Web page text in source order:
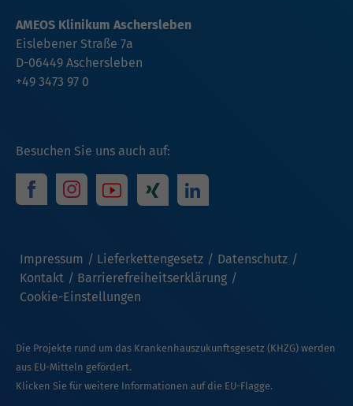
Besuchen Sie uns auch auf:
Impressum Lieferkettengesetz
Datenschutz
Kontakt
Barrierefreiheitserklärung
Cookie-Einstellungen
AMEOS Klinikum Aschersleben
Eislebener Straße 7a
D-06449 Aschersleben
+49 3473 97 0
Die Projekte rund um das Krankenhauszukunftsgesetz (KHZG) werden
aus EU-Mitteln gefördert.
Klicken Sie für weitere Informationen auf die EU-Flagge.